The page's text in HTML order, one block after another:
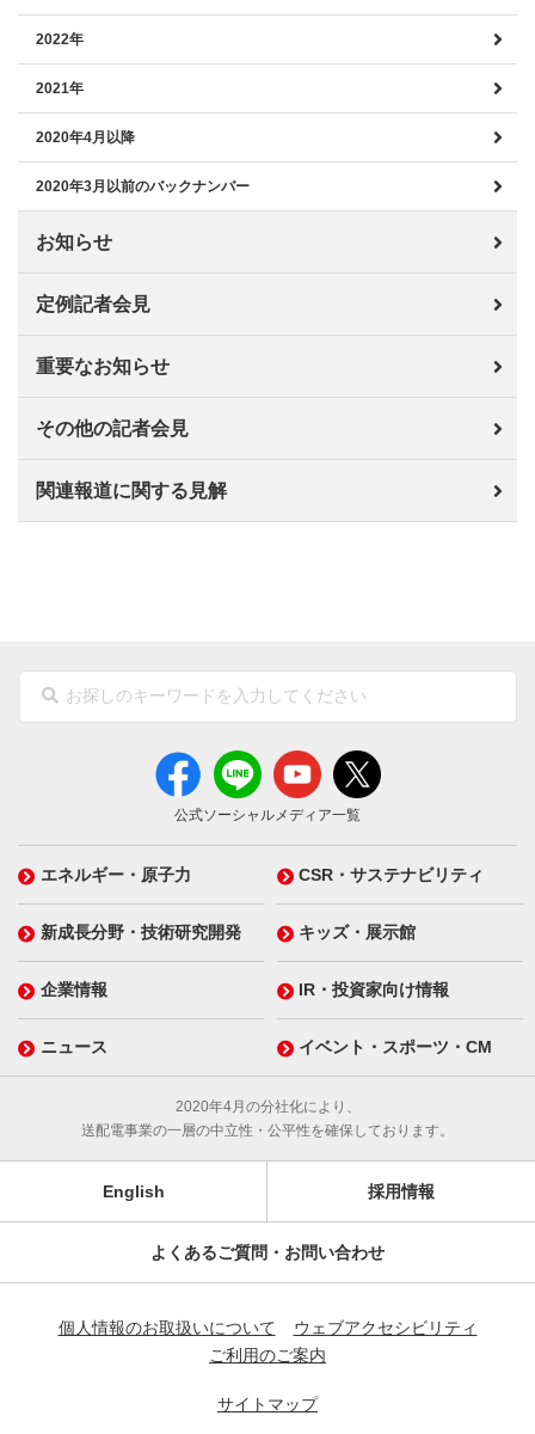
2022年
2021年
2020年4月以降
2020年3月以前のバックナンバー
お知らせ
定例記者会見
重要なお知らせ
その他の記者会見
関連報道に関する見解
公式ソーシャルメディア一覧
エネルギー・原子力 CSR・サステナビリティ
新成長分野・技術研究開発 キッズ・展示館
企業情報 IR・投資家向け情報
ニュース イベント・スポーツ・CM
2020年4月の分社化により、
送配電事業の一層の中立性・公平性を確保しております。
English 採用情報
よくあるご質問・お問い合わせ
個人情報のお取扱いについて
ウェブアクセシビリティ
ご利用のご案内
サイトマップ